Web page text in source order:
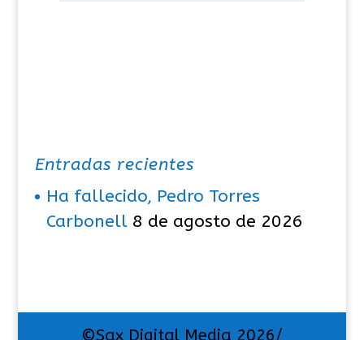
Entradas recientes
Ha fallecido, Pedro Torres
Carbonell 8 de agosto de 2026
©Sax Digital Media 2026/